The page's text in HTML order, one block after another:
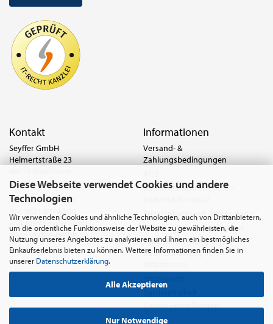
Diese Webseite verwendet Cookies und andere
Technologien
Wir verwenden Cookies und ähnliche Technologien, auch von Drittanbietern,
um die ordentliche Funktionsweise der Website zu gewährleisten, die
Nutzung unseres Angebotes zu analysieren und Ihnen ein bestmögliches
Einkaufserlebnis bieten zu können. Weitere Informationen finden Sie in
unserer Datenschutzerklärung.
Alle Akzeptieren
Nur Notwendige
Kontakt
Seyffer GmbH
Helmertstraße 23
Deutschland
Tel.:0621 8779-555
anfrage@seyffer.shop
www.seyffer-gmbh.de
Informationen
Versand- &
Zahlungsbedingungen
Widerrufsrecht & Muster-
Privatsphäre und Datenschutz
Batterie- & Recyclinghinweis
Abfallvermeidung und
Bewirtschaftung von
Cookie Einstellungen